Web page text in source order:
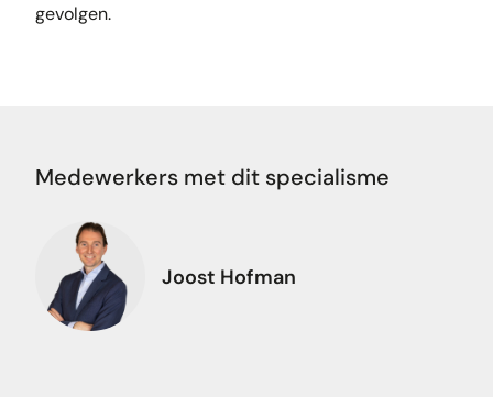
gevolgen.
Medewerkers met dit specialisme
Joost Hofman